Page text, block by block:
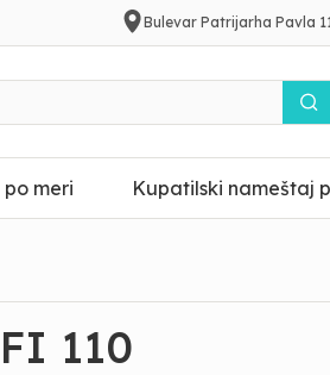
Bulevar Patrijarha Pavla
meri Kupatilski nameštaj
110